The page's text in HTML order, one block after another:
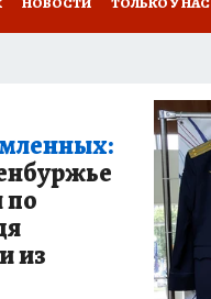
ОРЕНБУРЖЬЯ - 2025
по
из